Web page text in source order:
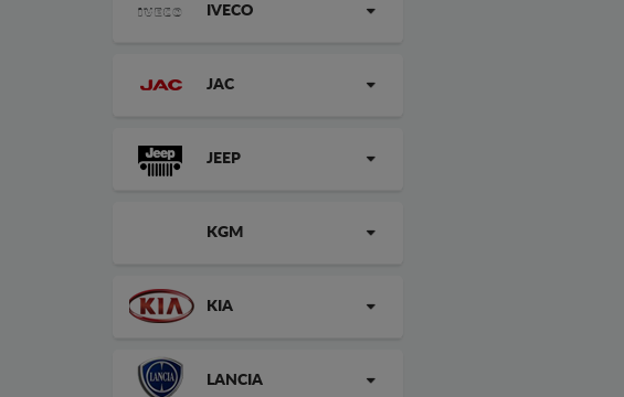
IVECO
JAC
JEEP
KGM
KIA
LANCIA